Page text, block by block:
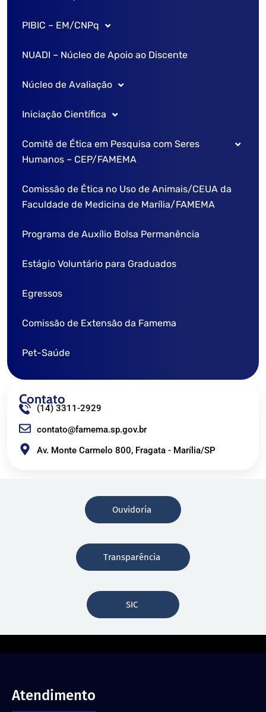
Laboratório de Informática
Laboratório Morfo Funcional
Sobre o PIBIC/CNPq
Cronograma
Comitê institucional
Comissão de pesquisa
Processo Seletivo
Seminário da Iniciação Científica
PIBIC – EM/CNPq
Sobre o PIBIC – EM
Comitê Institucional
Comissão de pesquisa
Cronograma
Contato do PIBIC-EM
NUADI – Núcleo de Apoio ao Discente
Núcleo de Avaliação
Caderno de Avaliação
Iniciação Científica
Regulamento Interno – PIC FAMEMA
Diretrizes para Cadastro
Normas para Elaboração do Relatório Anual de IC
Seminário de Iniciação Científica
Comitê de Ética em Pesquisa com Seres
Humanos – CEP/FAMEMA
Portaria dos Membros
Comissão de Ética no Uso de Animais/CEUA da
Faculdade de Medicina de Marília/FAMEMA
Programa de Auxílio Bolsa Permanência
Estágio Voluntário para Graduados
Egressos
Comissão de Extensão da Famema
Pet-Saúde
Contato
(14) 3311-2929
contato@famema.sp.gov.br
Av. Monte Carmelo 800, Fragata - Marília/SP
Ouvidoria
Transparência
SIC
Atendimento